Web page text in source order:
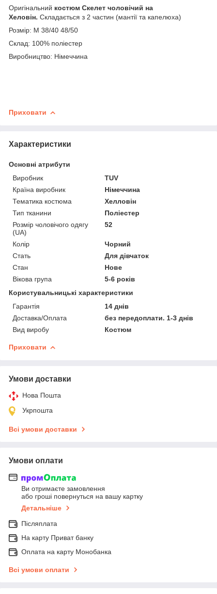
Оригінальний костюм Скелет чоловічий на
Хеловін. Складається з 2 частин (мантії та капелюха)
Розмір: М 38/40 48/50
Склад: 100% поліестер
Виробництво: Німеччина
Приховати
Характеристики
Основні атрибути
Виробник
TUV
Країна виробник
Німеччина
Тематика костюма
Хелловін
Тип тканини
Поліестер
Розмір чоловічого одягу
(UA)
52
Колір
Чорний
Стать
Для дівчаток
Стан
Нове
Вікова група
5-6 років
Користувальницькі характеристики
Гарантія
14 днів
Доставка/Оплата
без передоплати. 1-3 днів
Вид виробу
Костюм
Приховати
Умови доставки
Нова Пошта
Укрпошта
Всі умови доставки
Умови оплати
Ви отримаєте замовлення
або гроші повернуться на вашу картку
Детальніше
Післяплата
На карту Приват банку
Оплата на карту Монобанка
Всі умови оплати